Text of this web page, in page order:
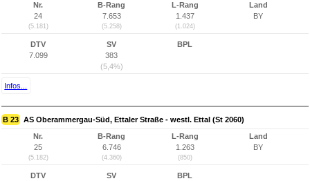
Nr.
24
(5.181)
B-Rang
7.653
(5.258)
L-Rang
1.437
(1.024)
Land
BY
DTV
7.099
SV
383
(5,4%)
BPL
Infos...
B 23 AS Oberammergau-Süd, Ettaler Straße - westl. Ettal (St 2060)
Nr.
25
(5.182)
B-Rang
6.746
(4.360)
L-Rang
1.263
(850)
Land
BY
DTV
SV
BPL